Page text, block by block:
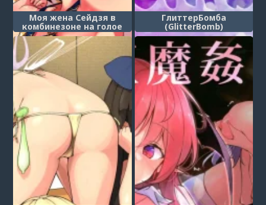
Моя жена Сейдзя в
комбинезоне на голое
тело (Oku-san wa Hadaka
Overall Seija-san)
ГлиттерБомба
(GlitterBomb)